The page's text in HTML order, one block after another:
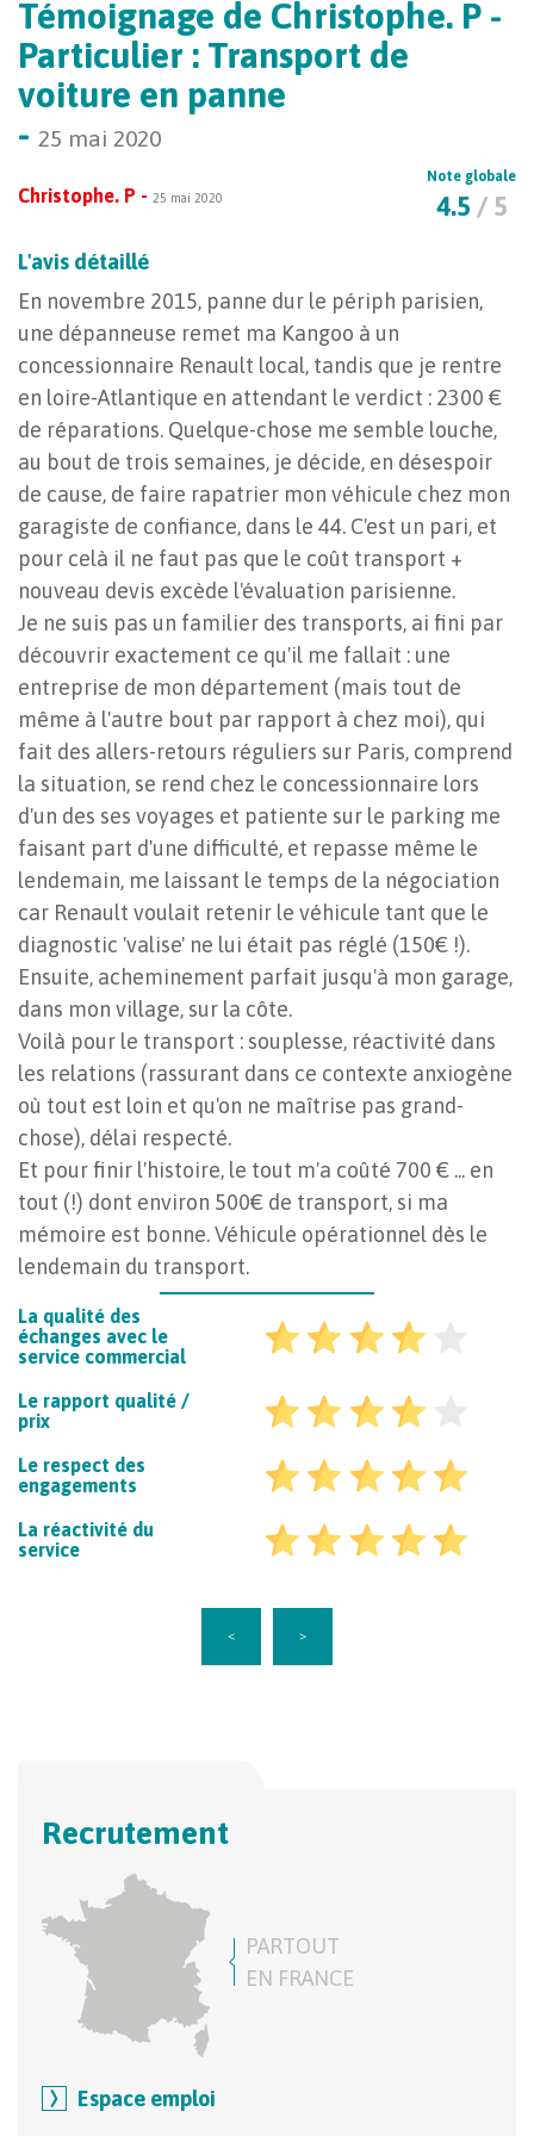
Recrutement
PARTOUT
EN FRANCE
Espace emploi
Témoignage de Christophe. P -
Particulier : Transport de
voiture en panne
- 25 mai 2020
Christophe. P - 25 mai 2020
Note globale
4.5 / 5
L'avis détaillé
En novembre 2015, panne dur le périph parisien,
une dépanneuse remet ma Kangoo à un
concessionnaire Renault local, tandis que je rentre
en loire-Atlantique en attendant le verdict : 2300 €
de réparations. Quelque-chose me semble louche,
au bout de trois semaines, je décide, en désespoir
de cause, de faire rapatrier mon véhicule chez mon
garagiste de confiance, dans le 44. C'est un pari, et
pour celà il ne faut pas que le coût transport +
nouveau devis excède l'évaluation parisienne.
Je ne suis pas un familier des transports, ai fini par
découvrir exactement ce qu'il me fallait : une
entreprise de mon département (mais tout de
même à l'autre bout par rapport à chez moi), qui
fait des allers-retours réguliers sur Paris, comprend
la situation, se rend chez le concessionnaire lors
d'un des ses voyages et patiente sur le parking me
faisant part d'une difficulté, et repasse même le
lendemain, me laissant le temps de la négociation
car Renault voulait retenir le véhicule tant que le
diagnostic 'valise' ne lui était pas réglé (150€ !).
Ensuite, acheminement parfait jusqu'à mon garage,
dans mon village, sur la côte.
Voilà pour le transport : souplesse, réactivité dans
les relations (rassurant dans ce contexte anxiogène
où tout est loin et qu'on ne maîtrise pas grand-
chose), délai respecté.
Et pour finir l'histoire, le tout m'a coûté 700 € ... en
tout (!) dont environ 500€ de transport, si ma
mémoire est bonne. Véhicule opérationnel dès le
lendemain du transport.
La qualité des
échanges avec le
service commercial
Le rapport qualité /
prix
Le respect des
engagements
La réactivité du
service
< >